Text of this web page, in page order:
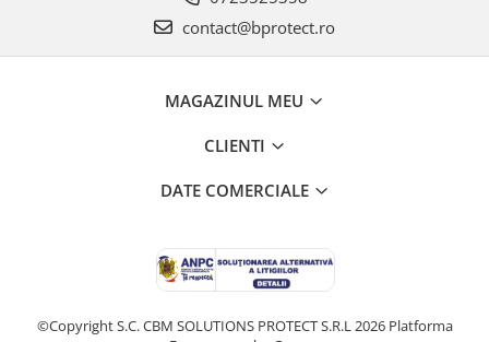
contact@bprotect.ro
MAGAZINUL MEU
CLIENTI
DATE COMERCIALE
©Copyright S.C. CBM SOLUTIONS PROTECT S.R.L 2026 Platforma